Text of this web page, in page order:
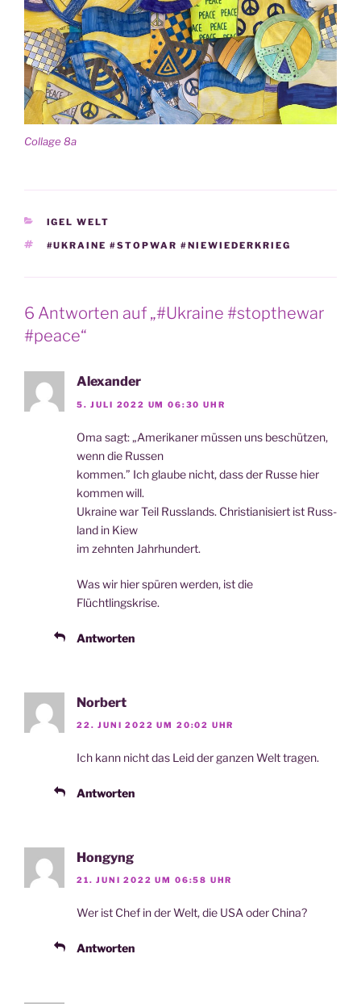
Col­la­ge 8a
KATEGORIEN
IGEL WELT
SCHLAGWÖRTER
#UKRAINE #STOPWAR #NIEWIEDERKRIEG
6 Antworten auf „#Ukraine #stopthewar
#peace“
Alexander
5. JULI 2022 UM 06:30 UHR
Oma sagt: „Ame­ri­ka­ner müs­sen uns beschüt­zen,
wenn die Russen
kom­men.” Ich glau­be nicht, dass der Rus­se hier
kom­men will.
Ukrai­ne war Teil Russ­lands. Chris­tia­ni­siert ist Russ­
land in Kiew
im zehn­ten Jahrhundert.
Was wir hier spü­ren wer­den, ist die
Flüchtlingskrise.
Antworten
Norbert
22. JUNI 2022 UM 20:02 UHR
Ich kann nicht das Leid der gan­zen Welt tragen.
Antworten
Hongyng
21. JUNI 2022 UM 06:58 UHR
Wer ist Chef in der Welt, die USA oder China?
Antworten